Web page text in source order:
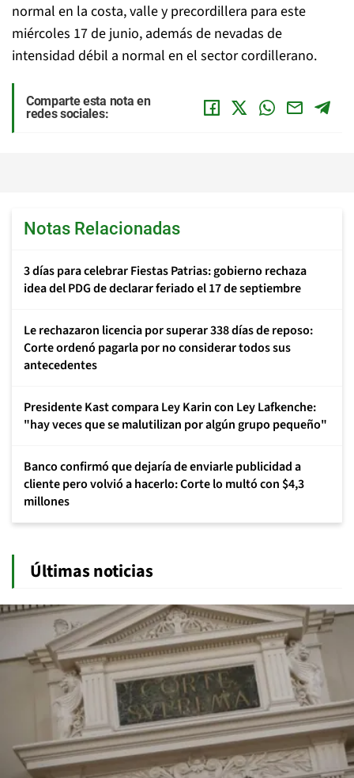
normal en la costa, valle y precordillera para este
miércoles 17 de junio, además de nevadas de
intensidad débil a normal en el sector cordillerano.
Comparte esta nota en
redes sociales:
Notas Relacionadas
3 días para celebrar Fiestas Patrias: gobierno rechaza
idea del PDG de declarar feriado el 17 de septiembre
Le rechazaron licencia por superar 338 días de reposo:
Corte ordenó pagarla por no considerar todos sus
antecedentes
Presidente Kast compara Ley Karin con Ley Lafkenche:
"hay veces que se malutilizan por algún grupo pequeño"
Banco confirmó que dejaría de enviarle publicidad a
cliente pero volvió a hacerlo: Corte lo multó con $4,3
millones
Últimas noticias